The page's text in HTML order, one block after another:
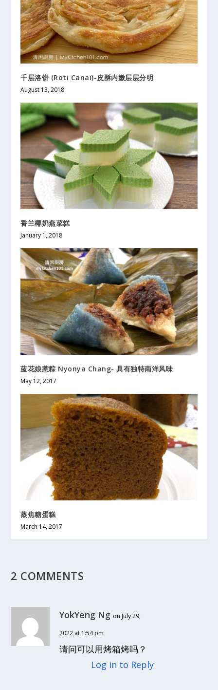
千层洛饼 (Roti Canai)-皮酥内嫩层层分明
August 13, 2018
香兰椰奶燕菜糕
January 1, 2018
蓝花娘惹粽 Nyonya Chang- 具有独特南洋风味
May 12, 2017
蒸焦糖蛋糕
March 14, 2017
2 COMMENTS
YokYeng Ng on July 29,
2022 at 1:54 pm
请问可以用烤箱烤吗？
Log in to Reply